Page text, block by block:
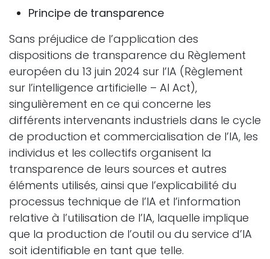
Principe de transparence
Sans préjudice de l’application des
dispositions de transparence du Règlement
européen du 13 juin 2024 sur l’IA (Règlement
sur l’intelligence artificielle – AI Act),
singulièrement en ce qui concerne les
différents intervenants industriels dans le cycle
de production et commercialisation de l’IA, les
individus et les collectifs organisent la
transparence de leurs sources et autres
éléments utilisés, ainsi que l’explicabilité du
processus technique de l’IA et l’information
relative à l’utilisation de l’IA, laquelle implique
que la production de l’outil ou du service d’IA
soit identifiable en tant que telle.